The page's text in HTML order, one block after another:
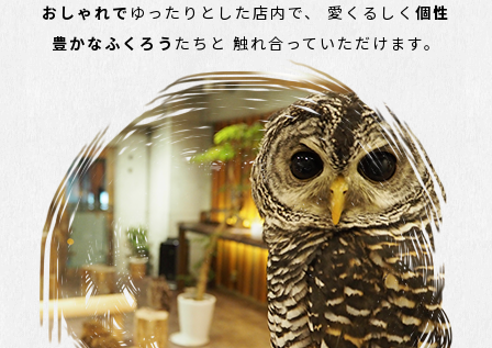
おしゃれで ゆったりとした店内で、 愛くるしく 個性
豊かなふくろう たちと 触れ合っていただけます。